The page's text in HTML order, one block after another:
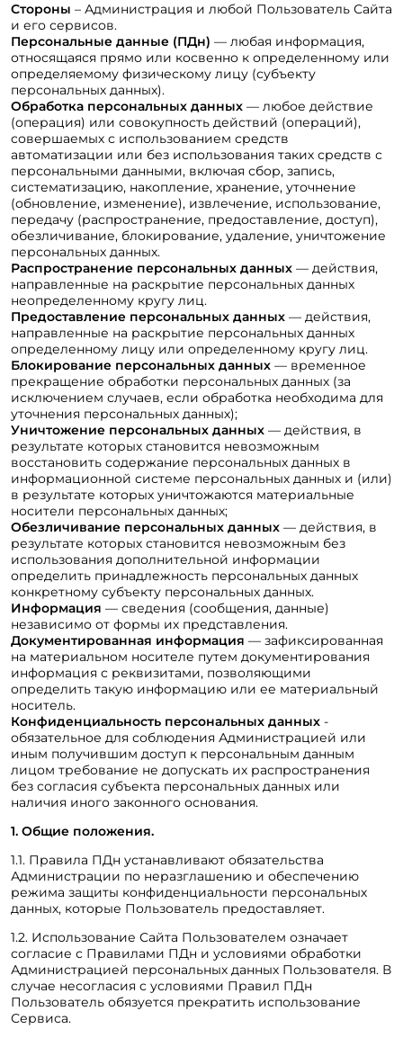
Стороны – Администрация и любой Пользователь Сайта
и его сервисов.
Персональные данные (ПДн) — любая информация,
относящаяся прямо или косвенно к определенному или
определяемому физическому лицу (субъекту
персональных данных).
Обработка персональных данных — любое действие
(операция) или совокупность действий (операций),
совершаемых с использованием средств
автоматизации или без использования таких средств с
персональными данными, включая сбор, запись,
систематизацию, накопление, хранение, уточнение
(обновление, изменение), извлечение, использование,
передачу (распространение, предоставление, доступ),
обезличивание, блокирование, удаление, уничтожение
персональных данных.
Распространение персональных данных — действия,
направленные на раскрытие персональных данных
неопределенному кругу лиц.
Предоставление персональных данных — действия,
направленные на раскрытие персональных данных
определенному лицу или определенному кругу лиц.
Блокирование персональных данных — временное
прекращение обработки персональных данных (за
исключением случаев, если обработка необходима для
уточнения персональных данных);
Уничтожение персональных данных — действия, в
результате которых становится невозможным
восстановить содержание персональных данных в
информационной системе персональных данных и (или)
в результате которых уничтожаются материальные
носители персональных данных;
Обезличивание персональных данных — действия, в
результате которых становится невозможным без
использования дополнительной информации
определить принадлежность персональных данных
конкретному субъекту персональных данных.
Информация — сведения (сообщения, данные)
независимо от формы их представления.
Документированная информация — зафиксированная
на материальном носителе путем документирования
информация с реквизитами, позволяющими
определить такую информацию или ее материальный
носитель.
Конфиденциальность персональных данных -
обязательное для соблюдения Администрацией или
иным получившим доступ к персональным данным
лицом требование не допускать их распространения
без согласия субъекта персональных данных или
наличия иного законного основания.
1. Общие положения.
1.1. Правила ПДн устанавливают обязательства
Администрации по неразглашению и обеспечению
режима защиты конфиденциальности персональных
данных, которые Пользователь предоставляет.
1.2. Использование Сайта Пользователем означает
согласие с Правилами ПДн и условиями обработки
Администрацией персональных данных Пользователя. В
случае несогласия с условиями Правил ПДн
Пользователь обязуется прекратить использование
Сервиса.